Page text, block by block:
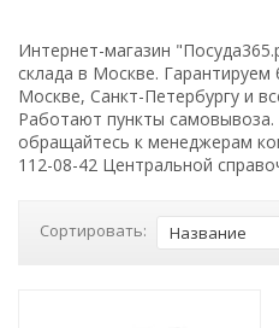
Интернет-магазин
склада в Москве.
Москве, Санкт-Петербургу и
Работают пункты
обращайтесь к менеджерам
112-08-42 Центральной
Сортировать: Название